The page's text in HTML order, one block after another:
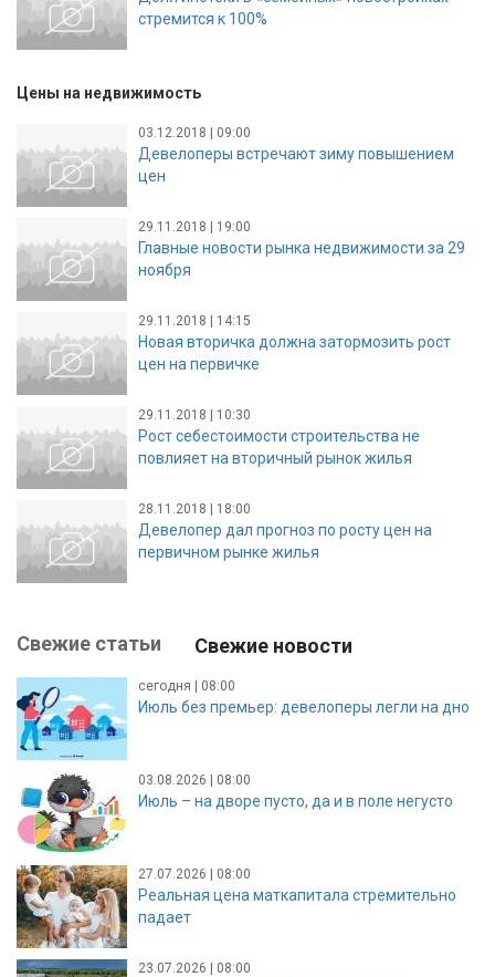
стремится к 100%
Цены на недвижимость
03.12.2018 | 09:00
Девелоперы встречают зиму повышением
цен
29.11.2018 | 19:00
Главные новости рынка недвижимости за 29
ноября
29.11.2018 | 14:15
Новая вторичка должна затормозить рост
цен на первичке
29.11.2018 | 10:30
Рост себестоимости строительства не
повлияет на вторичный рынок жилья
28.11.2018 | 18:00
Девелопер дал прогноз по росту цен на
первичном рынке жилья
Свежие статьи Свежие новости
сегодня | 08:00
Июль без премьер: девелоперы легли на дно
03.08.2026 | 08:00
Июль – на дворе пусто, да и в поле негусто
27.07.2026 | 08:00
Реальная цена маткапитала стремительно
падает
23.07.2026 | 08:00